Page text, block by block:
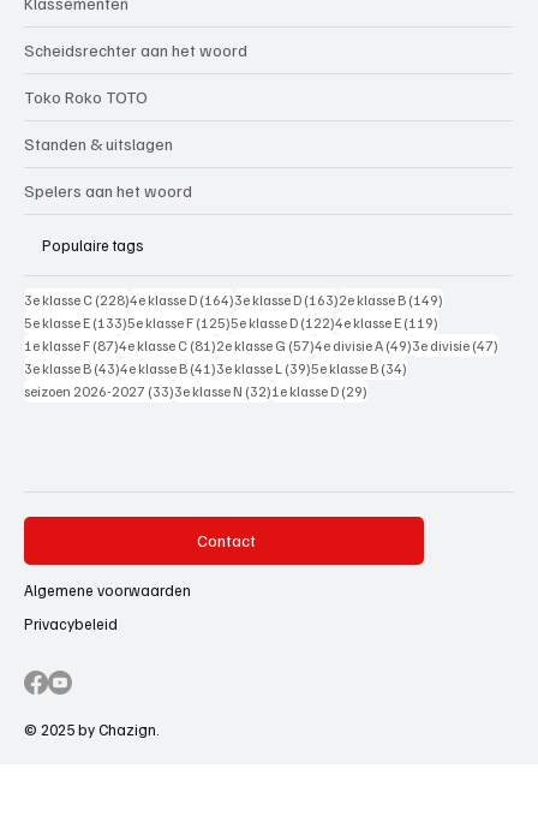
Scheidsrechter aan het woord
Toko Roko TOTO
Standen & uitslagen
Spelers aan het woord
Populaire tags
3e klasse C (228)228 posts
4e klasse D (164)164 posts
3e klasse D (163)163 posts
2e klasse B (149)
5e klasse E (133)133 posts
5e klasse F (125)125 posts
5e klasse D (122)122 posts
4e klasse E (119)
1e klasse F (87)87 posts
4e klasse C (81)81 posts
2e klasse G (57)57 posts
4e divisie A (49)49 posts
3e divisie (47)
3e klasse B (43)43 posts
4e klasse B (41)41 posts
3e klasse L (39)39 posts
5e klasse B (34)
seizoen 2026-2027 (33)33 posts
3e klasse N (32)32 posts
1e klasse D (29)
Contact
Algemene voorwaarden
Privacybeleid
© 2025 by Chazign.